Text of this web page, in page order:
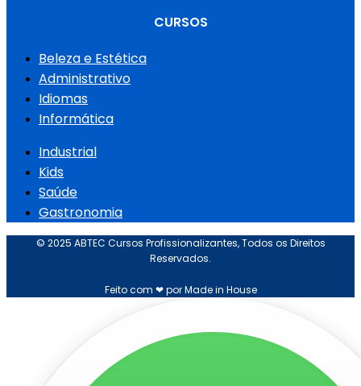
CURSOS
Beleza e Estética
Administrativo
Idiomas
Informática
Industrial
Kids
Saúde
Gastronomia
© 2025 ABTEC Cursos Profissionalizantes, Todos os Direitos
Reservados.
Feito com ❤ por Made in House